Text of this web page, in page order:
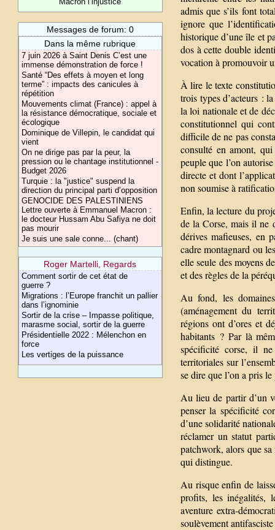
Messages de forum: 0
Dans la même rubrique
7 juin 2026 à Saint Denis C’est une
immense démonstration de force !
Santé “Des effets à moyen et long
terme” : impacts des canicules à
répétition
Mouvements climat (France) : appel à
la résistance démocratique, sociale et
écologique
Dominique de Villepin, le candidat qui
vient
On ne dirige pas par la peur, la
pression ou le chantage institutionnel -
Budget 2026
Turquie : la "justice" suspend la
direction du principal parti d’opposition
GENOCIDE DES PALESTINIENS
Lettre ouverte à Emmanuel Macron :
le docteur Hussam Abu Safiya ne doit
pas mourir
Je suis une sale conne... (chant)
Roger Martelli, Regards
Comment sortir de cet état de
guerre ?
Migrations : l’Europe franchit un pallier
dans l’ignominie
Sortir de la crise – Impasse politique,
marasme social, sortir de la guerre
Présidentielle 2022 : Mélenchon en
force
Les vertiges de la puissance
admis que s’ils font
ignore que
historique d’une île et
dos à cette double
vocation à promouvoir
À lire le texte
trois types d’acteurs :
la loi nationale et de
constitutionnel qui
difficile de ne pas
consulté en amont,
peuple que l’on
directe et dont
non soumise à
Enfin, la lecture du
de la Corse, mais il ne
dérives mafieuses, en
cadre montagnard ou
elle seule des moyens
et des règles de la
Au fond, les
(aménagement du
régions ont d’ores et
habitants ? Par là
spécificité corse, il
territoriales sur
se dire que l’on a pris
Au lieu de partir d’un
penser la spécificité
d’une solidarité
réclamer un statut
patchwork, alors que
qui distingue.
Au risque enfin de
profits, les inégalités,
aventure extra-
soulèvement